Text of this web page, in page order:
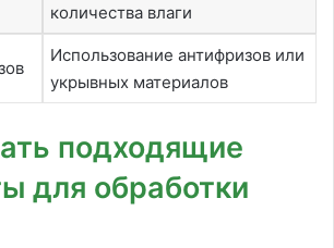
количества влаги
Использование антифризов или
укрывных материалов
подходящие
для обработки